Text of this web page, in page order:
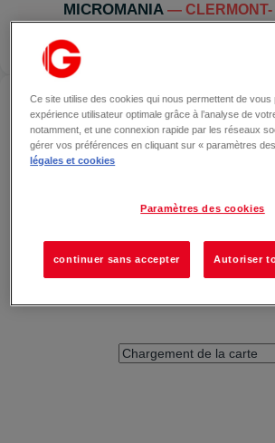
MICROMANIA — CLERMONT-
FERRAND
ACCÉDER À MICROMANIA —
Ce site utilise des cookies qui nous permettent de vous
expérience utilisateur optimale grâce à l’analyse de
notamment, et une connexion rapide par les réseaux
gérer vos préférences en cliquant sur « paramètres
légales et cookies
Paramètres des cookies
continuer sans accepter Autoriser